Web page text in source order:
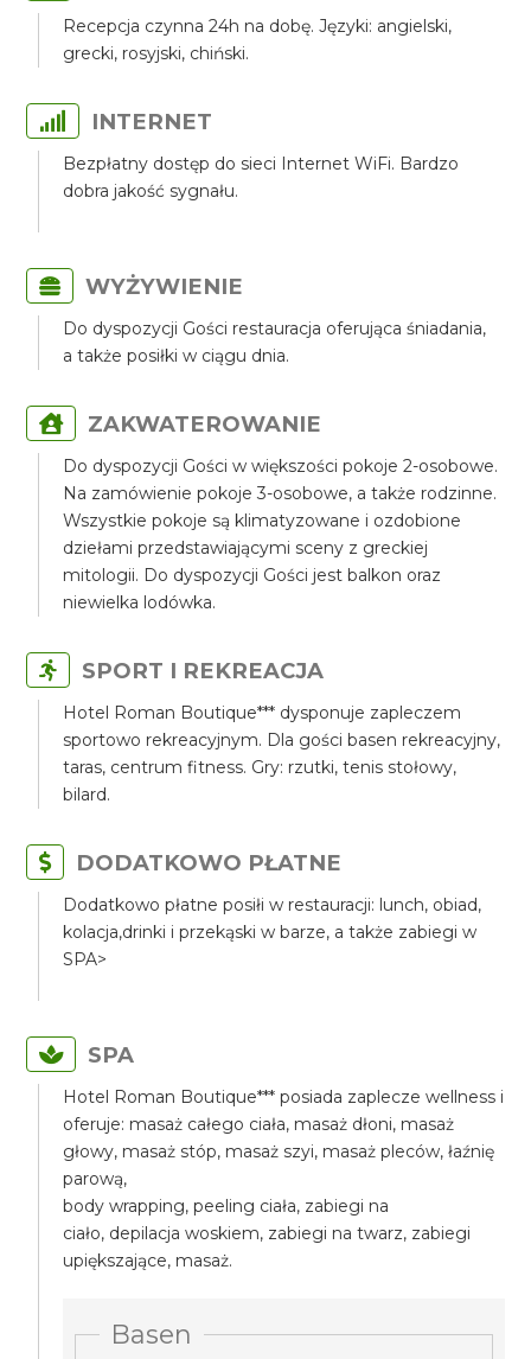
Recepcja czynna 24h na dobę. Języki: angielski,
grecki, rosyjski, chiński.
INTERNET
Bezpłatny dostęp do sieci Internet WiFi. Bardzo
dobra jakość sygnału.
WYŻYWIENIE
Do dyspozycji Gości restauracja oferująca śniadania,
a także posiłki w ciągu dnia.
ZAKWATEROWANIE
Do dyspozycji Gości w większości pokoje 2-osobowe.
Na zamówienie pokoje 3-osobowe, a także rodzinne.
Wszystkie pokoje są klimatyzowane i ozdobione
dziełami przedstawiającymi sceny z greckiej
mitologii. Do dyspozycji Gości jest balkon oraz
niewielka lodówka.
SPORT I REKREACJA
Hotel Roman Boutique*** dysponuje zapleczem
sportowo rekreacyjnym. Dla gości basen rekreacyjny,
taras, centrum fitness. Gry: rzutki, tenis stołowy,
bilard.
DODATKOWO PŁATNE
Dodatkowo płatne posiłi w restauracji: lunch, obiad,
kolacja,drinki i przekąski w barze, a także zabiegi w
SPA>
SPA
Hotel Roman Boutique*** posiada zaplecze wellness i
oferuje: masaż całego ciała, masaż dłoni, masaż
głowy, masaż stóp, masaż szyi, masaż pleców, łaźnię
parową,
body wrapping, peeling ciała, zabiegi na
ciało, depilacja woskiem, zabiegi na twarz, zabiegi
upiększające, masaż.
Basen